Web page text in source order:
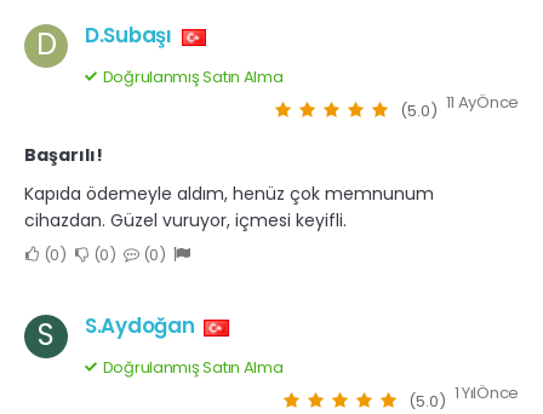
D D.Subaşı
Doğrulanmış Satın Alma
(5.0) 11 AyÖnce
Başarılı!
Kapıda ödemeyle aldım, henüz çok memnunum
cihazdan. Güzel vuruyor, içmesi keyifli.
0 0 0
S S.Aydoğan
Doğrulanmış Satın Alma
(5.0) 1 YılÖnce